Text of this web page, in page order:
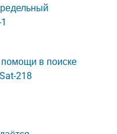
в поиске
218